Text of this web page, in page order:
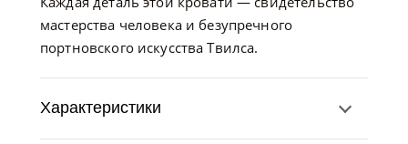
мастерства человека и безупречного
портновского искусства Твилса.
Характеристики